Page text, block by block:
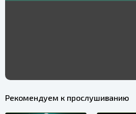
Рекомендуем к прослушиванию